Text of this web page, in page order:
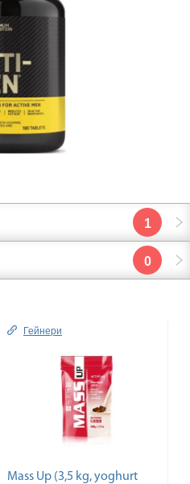
1
0
Гейнери
Mass Up (3,5 kg, yoghurt